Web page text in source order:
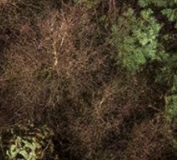
high
vision
cm13/
cm15
cm21
uli
raw